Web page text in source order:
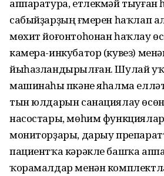
аппаратура, етлекмәй
сабыйҙарҙың ғүмерен һаҡлап
мөхит йоғонтоһонан һаҡлау
камера-инкубатор (кувез)
йыһазландырылған. Шулай уҡ
машинаһы үпкәне яһалма
тын юлдарын санациялау
насостары, мөһим
мониторҙары, дарыу
пациентҡа кәрәкле башҡа
ҡорамалдар менән